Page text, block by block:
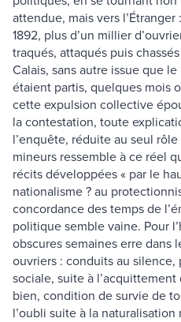
attendue, mais vers
1892, plus d’un millier
traqués, attaqués puis
Calais, sans autre issue que
étaient partis, quelques mois
cette expulsion collective
la contestation, toute
l’enquête, réduite au seul
mineurs ressemble à ce réel
récits développées « par le
nationalisme ? au
concordance des temps de
politique semble vaine. Pour
obscures semaines erre dans
ouvriers : conduits au silence,
sociale, suite à
bien, condition de survie de
l’oubli suite à la naturalisation